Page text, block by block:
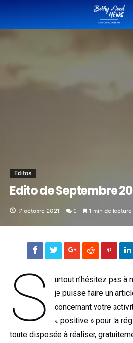
Editos
Edito de Septembre
7 octobre 2021 0 1 min de lecture
S
urtout n’hésitez pas à
je puisse faire un
concernant votre
« positive » pour la
toute disposée à réaliser,